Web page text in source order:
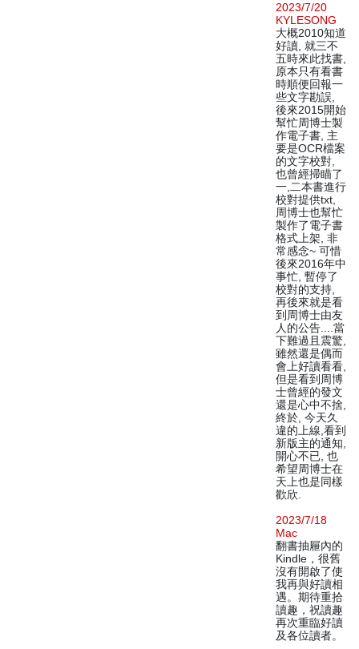
2023/7/20
KYLESONG
大概2010知道
好讀, 就三不
五時來此找書,
原本只有看書
時順便回報一
些文字勘誤,
後來2015開始
幫忙周博士製
作電子書, 主
要是OCR檔案
的文字校對,
也曾經掃瞄了
一,二本書進行
校對提供txt,
周博士也幫忙
製作了電子書
格式上架, 非
常感念~ 可惜
後來2016年中
事忙, 暫停了
校對的支持,
再後來就是看
到周博士由友
人的公告....當
下難過且震驚,
雖然還是偶而
會上好讀看看,
但是看到周博
士曾經的發文
還是心中不捨,
終於, 今天久
違的上線,看到
新版主的通知,
開心不已, 也
希望周博士在
天上也是同樣
歡欣.
2023/7/18
Mac
翻書抽屜內的
Kindle，很舊
沒有開啟了使
我再與好讀相
遇。期待重拾
讀趣，祝讀趣
再次重臨好讀
及各位讀者。